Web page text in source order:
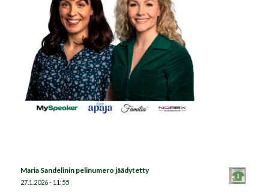
Maria Sandelinin pelinumero jäädytetty
27.1.2026 - 11:55